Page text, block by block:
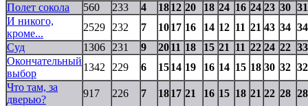
Полет сокола
560 233 4 1812 20 18 24 16 24 23 30 31
И никого,
кроме...
2529 232 7 1017 16 14 12 11 21 43 34 34
Суд
1306 231 9 2011 18 15 21 11 22 24 22 33
Окончательный
выбор
1342 229 6 1514 19 16 14 15 18 30 32 32
Что там, за
дверью?
917 226 7 1817 21 16 15 18 21 22 28 28